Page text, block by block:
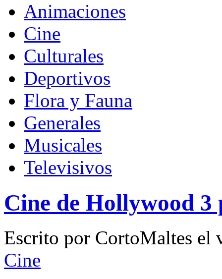
Animaciones
Cine
Culturales
Deportivos
Flora y Fauna
Generales
Musicales
Televisivos
Cine de Hollywood
Escrito por CortoMaltes el
Cine